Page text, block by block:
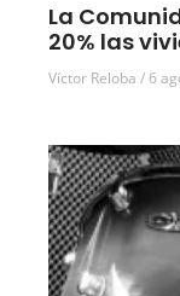
La
20% las
Víctor Reloba 6